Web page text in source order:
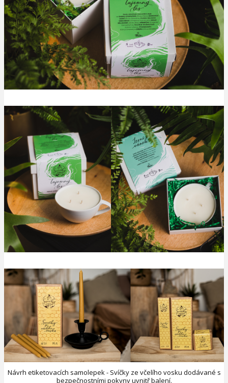
Návrh etiketovacích samolepek - Svíčky ze včelího vosku dodávané s
bezpečnostními pokyny uvnitř balení.